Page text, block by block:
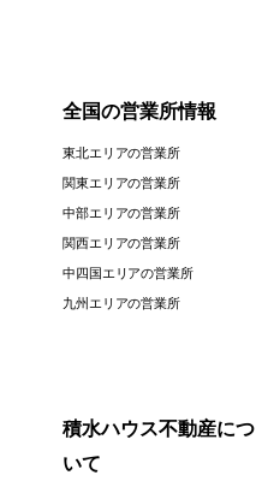
全国の営業所情報
東北エリアの営業所
関東エリアの営業所
中部エリアの営業所
関西エリアの営業所
中四国エリアの営業所
九州エリアの営業所
積水ハウス不動産につ
いて